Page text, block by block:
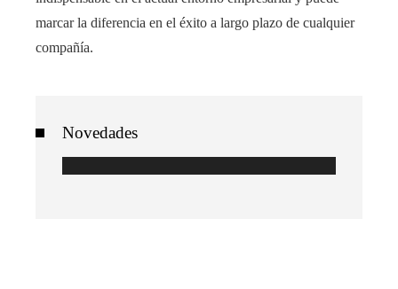
marcar la diferencia en el éxito a largo plazo de cualquier
compañía.
Novedades